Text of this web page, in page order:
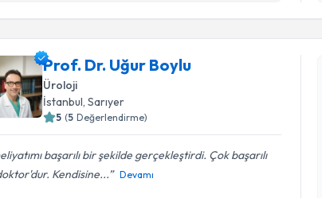
Prof. Dr. Uğur Boylu
Üroloji
İstanbul, Sarıyer
5 (5 Değerlendirme)
başarılı bir şekilde gerçekleştirdi. Çok başarılı
Kendisine...
Devamı